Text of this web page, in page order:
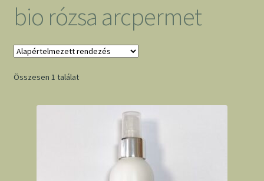
bio rózsa arcpermet
Összesen 1 találat